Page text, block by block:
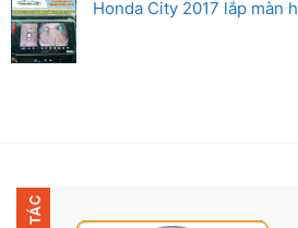
Honda City 2017 lắp màn